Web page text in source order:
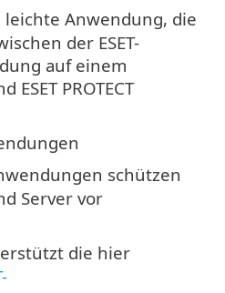
Anwendung, die
der ESET-
auf einem
PROTECT
schützen
Server vor
die hier